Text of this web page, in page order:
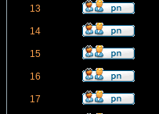
13
14
15
16
17